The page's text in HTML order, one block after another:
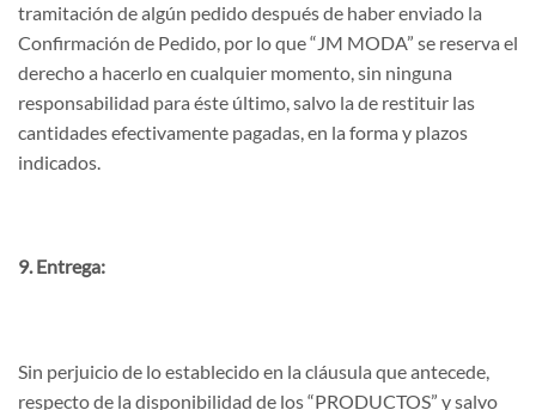
tramitación de algún pedido después de haber enviado la
Confirmación de Pedido, por lo que “JM MODA” se reserva el
derecho a hacerlo en cualquier momento, sin ninguna
responsabilidad para éste último, salvo la de restituir las
cantidades efectivamente pagadas, en la forma y plazos
indicados.
9. Entrega:
Sin perjuicio de lo establecido en la cláusula que antecede,
respecto de la disponibilidad de los “PRODUCTOS” y salvo